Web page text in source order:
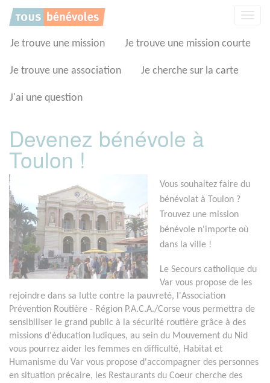
Je trouve une mission Je trouve une mission courte
Je trouve une association Je cherche sur la carte
J'ai une question
Devenez bénévole à
Toulon !
Vous souhaitez faire du
bénévolat à Toulon ?
Trouvez une mission
bénévole n'importe où
dans la ville !
Le Secours catholique du
Var vous propose de les
rejoindre dans sa lutte contre la pauvreté, l'Association
Prévention Routière - Région P.A.C.A./Corse vous permettra de
sensibiliser le grand public à la sécurité routière grâce à des
missions d'éducation ludiques, au sein du Mouvement du Nid
vous pourrez aider les femmes en difficulté, Habitat et
Humanisme du Var vous propose d'accompagner des personnes
en situation précaire, les Restaurants du Coeur cherche des
Panneau de gestion des cookies